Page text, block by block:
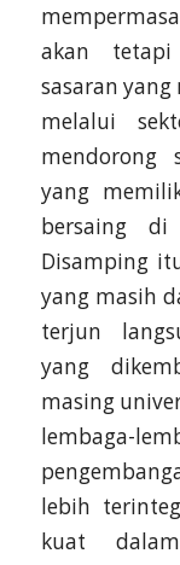
akan
sasaran
melalui
mendorong
yang
bersaing di
Disamping
yang masih
terjun
yang
masing
lembaga-
lebih
kuat